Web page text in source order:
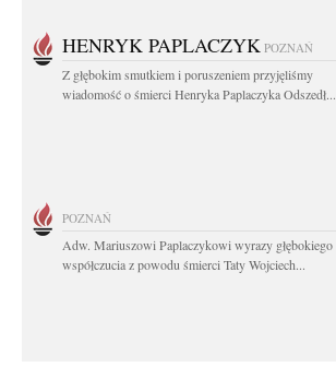
HENRYK PAPLACZYK POZNAŃ
Z głębokim smutkiem i poruszeniem przyjęliśmy
wiadomość o śmierci Henryka Paplaczyka Odszedł...
POZNAŃ
Adw. Mariuszowi Paplaczykowi wyrazy głębokiego
współczucia z powodu śmierci Taty Wojciech...